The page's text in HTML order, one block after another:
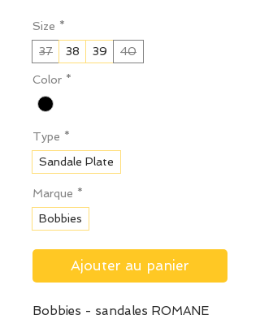
Size *
37
38 39 40
Color *
Type *
Sandale Plate
Marque *
Bobbies
Ajouter au panier
Bobbies - sandales ROMANE